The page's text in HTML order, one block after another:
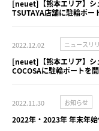
[neuet]【熊本エリア】シ
TSUTAYA店舗に駐輪ポー
2022.12.02 ニュースリ
[neuet]【熊本エリア】シ
COCOSAに駐輪ポートを
2022.11.30 お知らせ
2022年・2023年 年末年